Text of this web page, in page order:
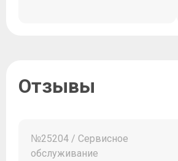
Отзывы
№25204 / Сервисное
обслуживание